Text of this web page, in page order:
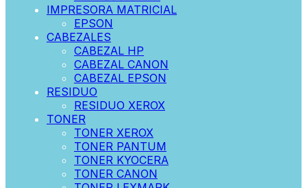
IMPRESORA MATRICIAL
EPSON
CABEZALES
CABEZAL HP
CABEZAL CANON
CABEZAL EPSON
RESIDUO
RESIDUO XEROX
TONER
TONER XEROX
TONER PANTUM
TONER KYOCERA
TONER CANON